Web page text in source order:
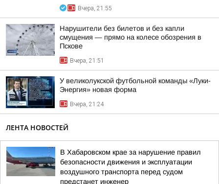
Вчера, 21:55
Нарушители без билетов и без капли
смущения — прямо на колесе обозрения в
Пскове
Вчера, 21:51
У великолукской футбольной команды «Луки-
Энергия» новая форма
Вчера, 21:24
ЛЕНТА НОВОСТЕЙ
В Хабаровском крае за нарушение правил
безопасности движения и эксплуатации
воздушного транспорта перед судом
предстанет инженер